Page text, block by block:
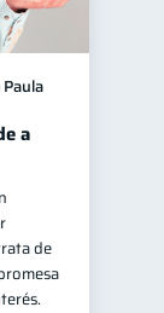
a
de